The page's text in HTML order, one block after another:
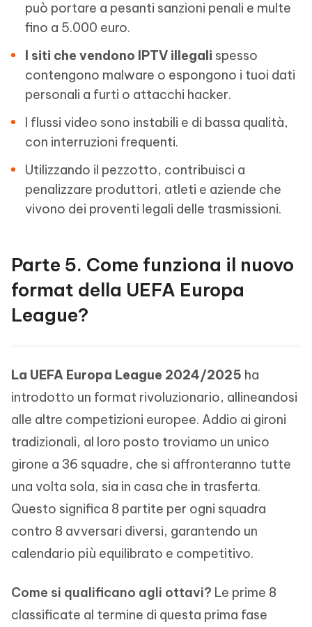
può portare a pesanti sanzioni penali e multe
fino a 5.000 euro.
I siti che vendono IPTV illegali spesso
contengono malware o espongono i tuoi dati
personali a furti o attacchi hacker.
I flussi video sono instabili e di bassa qualità,
con interruzioni frequenti.
Utilizzando il pezzotto, contribuisci a
penalizzare produttori, atleti e aziende che
vivono dei proventi legali delle trasmissioni.
Parte 5. Come funziona il nuovo
format della UEFA Europa
League?
La UEFA Europa League 2024/2025 ha
introdotto un format rivoluzionario, allineandosi
alle altre competizioni europee. Addio ai gironi
tradizionali, al loro posto troviamo un unico
girone a 36 squadre, che si affronteranno tutte
una volta sola, sia in casa che in trasferta.
Questo significa 8 partite per ogni squadra
contro 8 avversari diversi, garantendo un
calendario più equilibrato e competitivo.
Come si qualificano agli ottavi? Le prime 8
classificate al termine di questa prima fase